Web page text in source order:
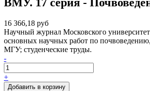
16 366,18 руб
Научный журнал Московского
основных научных работ по
МГУ; студенческие труды.
-
+